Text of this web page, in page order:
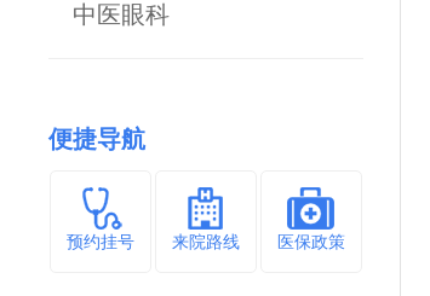
中医眼科
便捷导航
预约挂号 来院路线 医保政策